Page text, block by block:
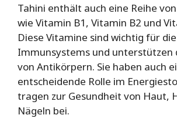
Tahini enthält auch eine Reihe
wie Vitamin B1, Vitamin B2 und
Diese Vitamine sind wichtig für
Immunsystems und unterstützen
von Antikörpern. Sie haben auch
entscheidende Rolle im
tragen zur Gesundheit von Haut,
Nägeln bei.